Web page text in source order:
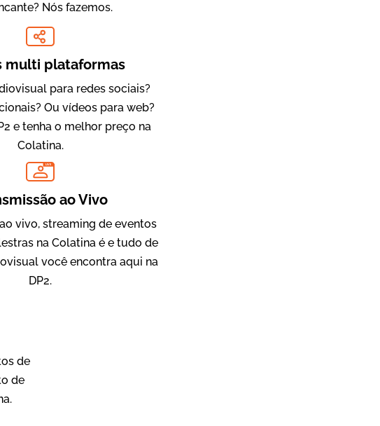
Nós fazemos.
multi plataformas
para redes sociais?
Ou vídeos para web?
e tenha o melhor preço na
Colatina.
LIVE
ao Vivo
vivo, streaming de eventos
na Colatina é e tudo de
você encontra aqui na
DP2.
de
de